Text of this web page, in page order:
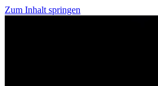
Zum Inhalt springen